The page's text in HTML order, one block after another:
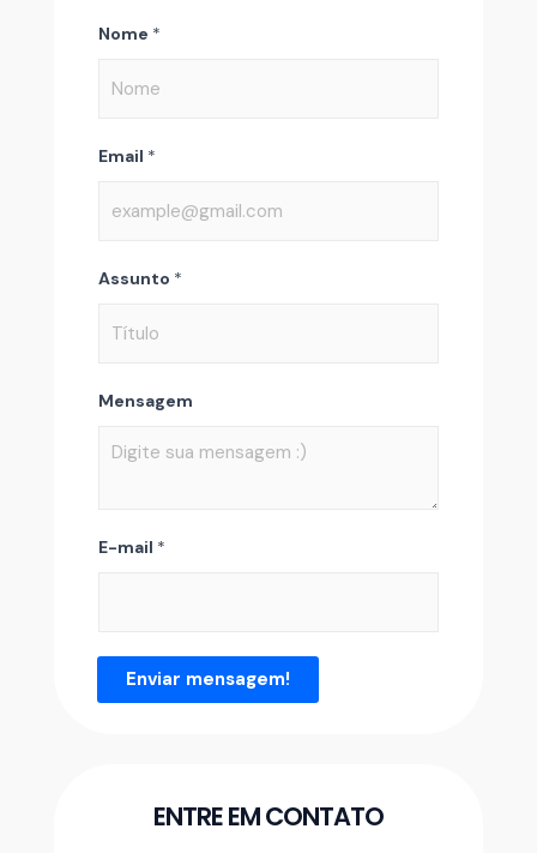
Nome *
Email *
Assunto *
Mensagem
E-mail *
Enviar mensagem!
ENTRE EM CONTATO